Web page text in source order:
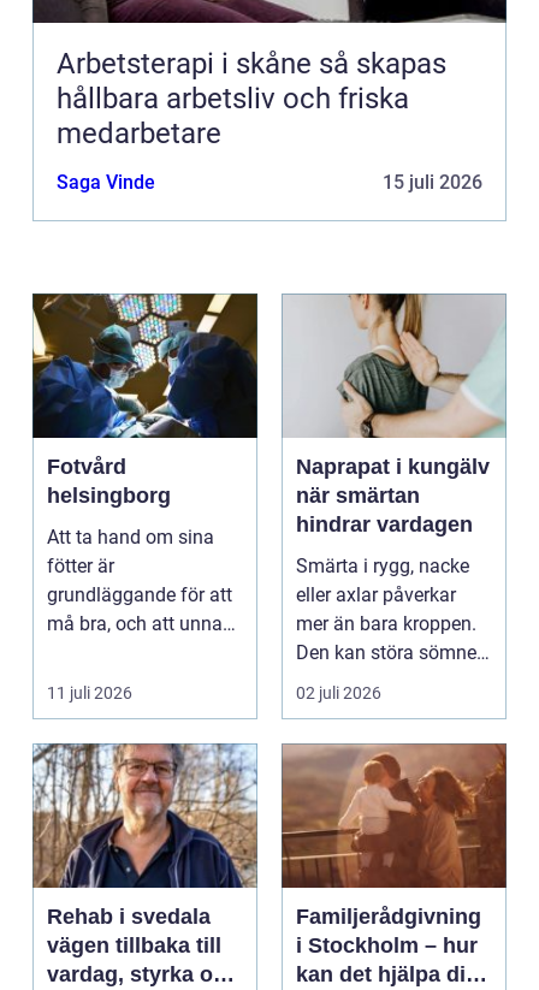
Arbetsterapi i skåne så skapas
hållbara arbetsliv och friska
medarbetare
Saga Vinde 15 juli 2026
Fotvård
helsingborg
Att ta hand om sina
fötter är
grundläggande för att
må bra, och att unna
fotvård k...
11 juli 2026
Naprapat i kungälv
när smärtan
hindrar vardagen
Smärta i rygg, nacke
eller axlar påverkar
mer än bara kroppen.
Den kan störa sömnen,
göra det svårt ...
02 juli 2026
Rehab i svedala
vägen tillbaka till
vardag, styrka och
Familjerådgivning
i Stockholm – hur
kan det hjälpa dig